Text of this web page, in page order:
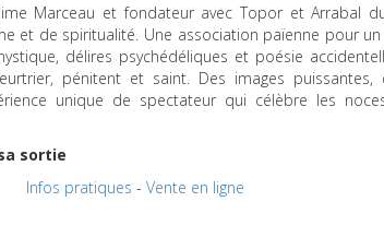
Marceau et fondateur avec Topor et Arrabal
et de spiritualité. Une association païenne pour
délires psychédéliques et poésie
pénitent et saint. Des images puissantes,
unique de spectateur qui célèbre les
sortie
Infos pratiques - Vente en ligne